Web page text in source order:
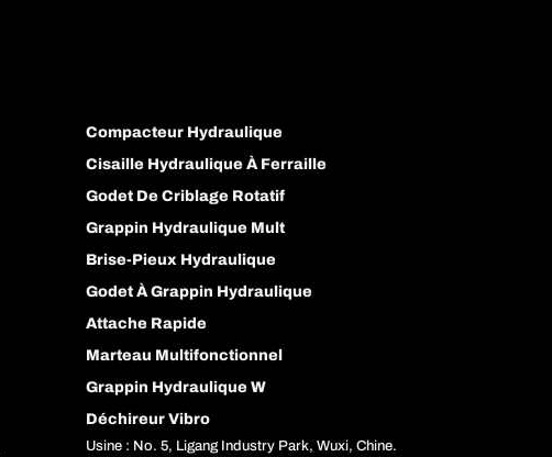
Compacteur Hydraulique
Cisaille Hydraulique À Ferraille
Godet De Criblage Rotatif
Grappin Hydraulique Mult
Brise-Pieux Hydraulique
Godet À Grappin Hydraulique
Attache Rapide
Marteau Multifonctionnel
Grappin Hydraulique W
Déchireur Vibro
Usine : No. 5, Ligang Industry Park, Wuxi, Chine.